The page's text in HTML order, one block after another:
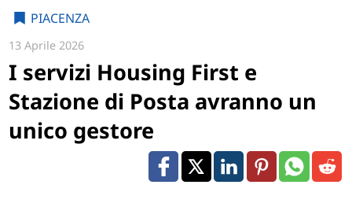
PIACENZA
13 Aprile 2026
I servizi Housing First e
Stazione di Posta avranno un
unico gestore